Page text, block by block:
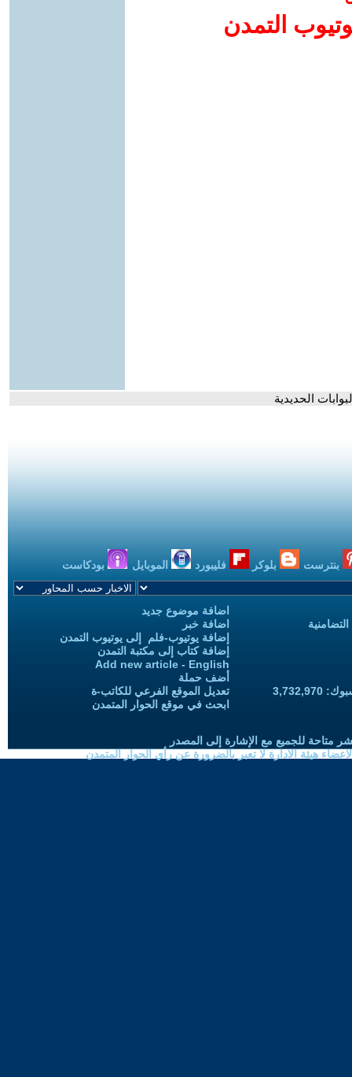
التمدن
الحديدية
بنترست بلوكر فليبورد الموبايل بودكاست
اضافة موضوع جديد
اضافة خبر
إضافة يوتيوب-فلم إلى يوتيوب التمدن
إضافة كتاب إلى مكتبة التمدن
Add new article - English
أضف حملة
تعديل الموقع الفرعي للكاتب-ة
ابحث في موقع الحوار المتمدن
متاحة للجميع مع الإشارة إلى المصدر
هيئة الادارة لا تعبر بالضرورة عن رأي الحوار المتمدن